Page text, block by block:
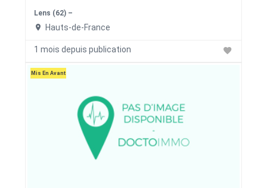
Lens (62) –
Hauts-de-France
1 mois depuis publication
Mis En Avant